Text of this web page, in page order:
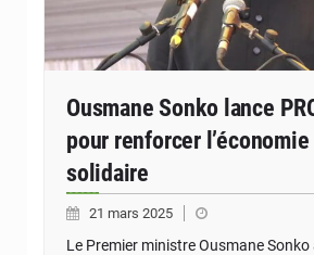
Ousmane Sonko lance
pour renforcer
solidaire
21 mars 2025
Le Premier ministre Ousmane Sonko